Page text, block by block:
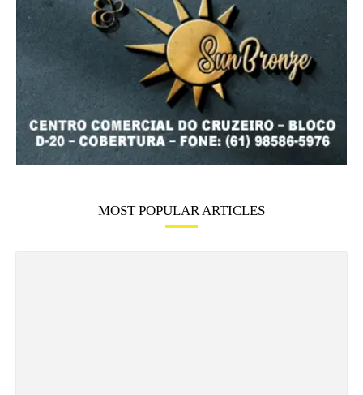
MOST POPULAR ARTICLES